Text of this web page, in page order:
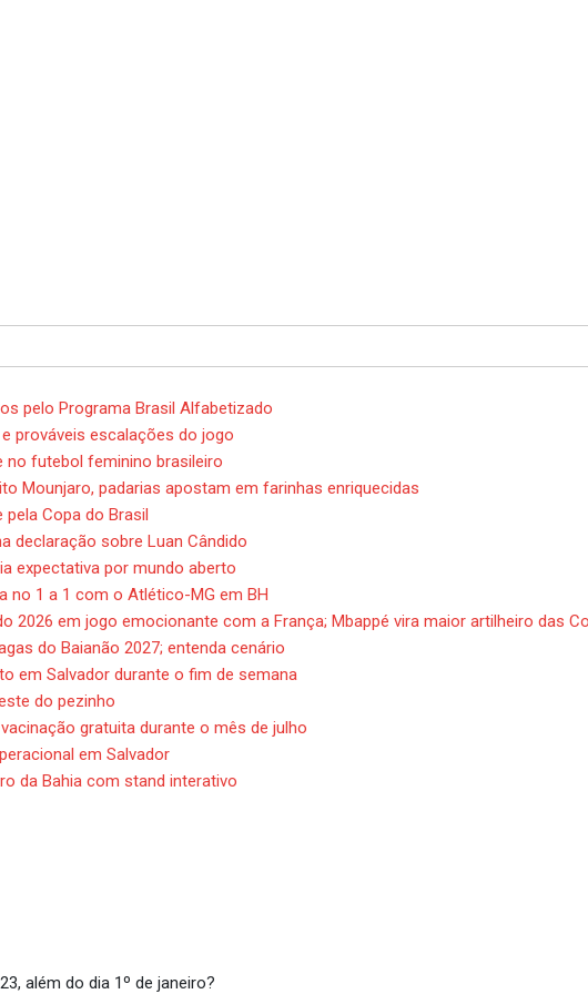
pelo Programa Brasil Alfabetizado
prováveis escalações do jogo
no futebol feminino brasileiro
Mounjaro, padarias apostam em farinhas enriquecidas
Copa do Brasil
declaração sobre Luan Cândido
expectativa por mundo aberto
no 1 a 1 com o Atlético-MG em BH
2026 em jogo emocionante com a França; Mbappé vira maior artilheiro das
do Baianão 2027; entenda cenário
em Salvador durante o fim de semana
do pezinho
gratuita durante o mês de julho
em Salvador
da Bahia com stand interativo
feriado nacional de 2023, além do dia 1º de janeiro?